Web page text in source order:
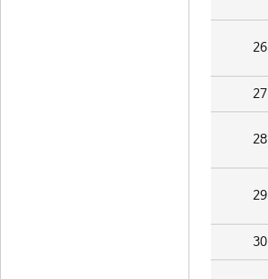
26
27
28
29
30